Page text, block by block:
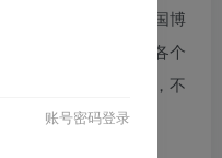
的热爱。刚刚入职国博
和好奇，将通过在各个
合格的文博工作者，不
账号密码登录